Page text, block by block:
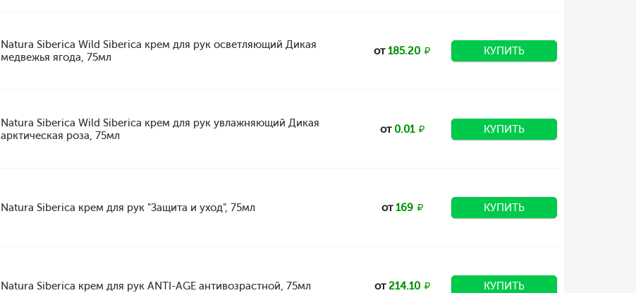
Natura Siberica Wild Siberica крем для рук осветляющий Дикая
медвежья ягода, 75мл
от185.20 КУПИТЬ
Natura Siberica Wild Siberica крем для рук увлажняющий Дикая
арктическая роза, 75мл
от 0.01 КУПИТЬ
Natura Siberica крем для рук "Защита и уход", 75мл от169 КУПИТЬ
Natura Siberica крем для рук ANTI-AGE антивозрастной, 75мл от214.10 КУПИТЬ